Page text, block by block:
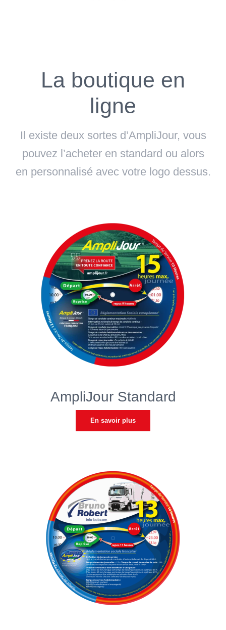
La boutique en
ligne
Il existe deux sortes d’AmpliJour, vous
pouvez l’acheter en standard ou alors
en personnalisé avec votre logo dessus.
AmpliJour Standard
En savoir plus